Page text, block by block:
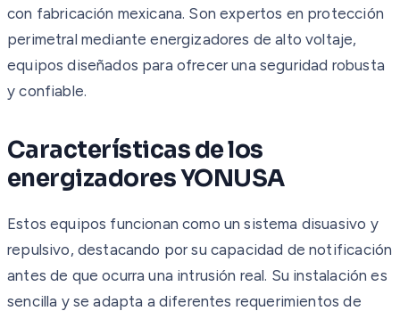
con fabricación mexicana. Son expertos en protección
perimetral mediante energizadores de alto voltaje,
equipos diseñados para ofrecer una seguridad robusta
y confiable.
Características de los
energizadores YONUSA
Estos equipos funcionan como un sistema disuasivo y
repulsivo, destacando por su capacidad de notificación
antes de que ocurra una intrusión real. Su instalación es
sencilla y se adapta a diferentes requerimientos de